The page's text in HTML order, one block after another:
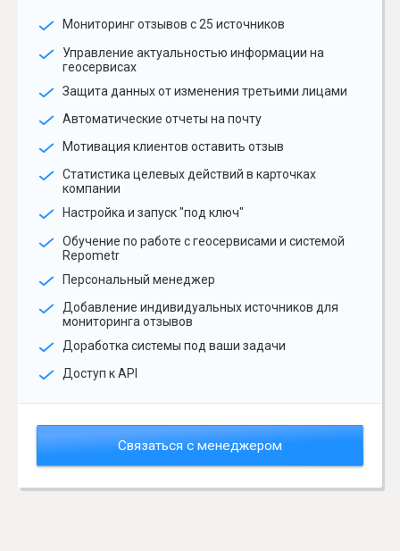
Мониторинг отзывов с 25 источников
Управление актуальностью информации на
геосервисах
Защита данных от изменения третьими лицами
Автоматические отчеты на почту
Мотивация клиентов оставить отзыв
Статистика целевых действий в карточках
компании
Настройка и запуск "под ключ"
Обучение по работе с геосервисами и системой
Repometr
Персональный менеджер
Добавление индивидуальных источников для
мониторинга отзывов
Доработка системы под ваши задачи
Доступ к API
Связаться с менеджером